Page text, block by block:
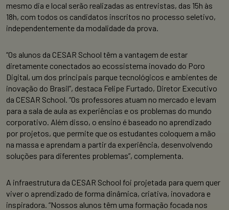
mesmo dia e local serão realizadas as entrevistas, das 15h às
18h, com todos os candidatos inscritos no processo seletivo,
independentemente da modalidade da prova.
“Os alunos da CESAR School têm a vantagem de estar
diretamente conectados ao ecossistema inovado do Poro
Digital, um dos principais parque tecnológicos e ambientes de
inovação do Brasil”, destaca Felipe Furtado, Diretor Executivo
da CESAR School. “Os professores atuam no mercado e levam
para a sala de aula as experiências e os problemas do mundo
corporativo. Além disso, o ensino é baseado no aprendizado
por projetos, que permite que os estudantes coloquem a mão
na massa e aprendam a partir da experiência, desenvolvendo
soluções para diferentes problemas”, complementa.
A infraestrutura da CESAR School foi projetada para quem quer
viver o aprendizado de forma dinâmica, criativa, inovadora e
inspiradora. “Nossos alunos têm uma formação focada nos